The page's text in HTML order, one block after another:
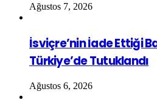
Ağustos 7, 2026
İsviçre’nin İade Ettiği
Türkiye’de Tutuklandı
Ağustos 6, 2026